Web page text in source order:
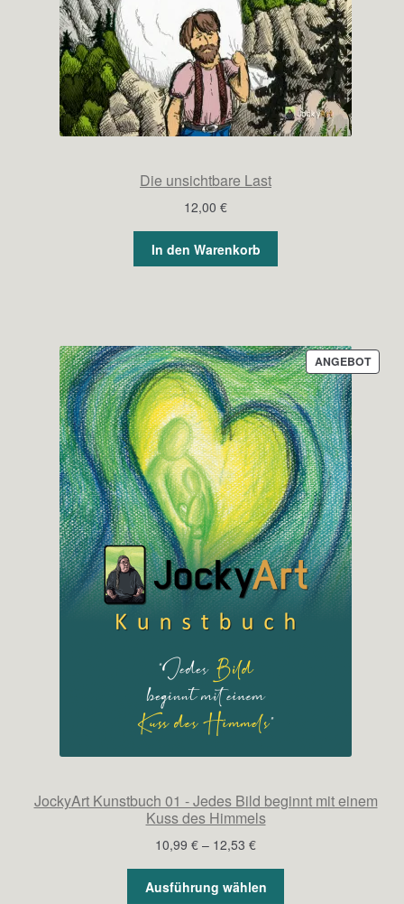
Die unsichtbare Last
12,00 €
In den Warenkorb
ANGEBOT
IM
JockyArt Kunstbuch 01 - Jedes Bild beginnt mit einem
Kuss des Himmels
10,99 € – 12,53 €Preisspanne:
bis
Ausführung wählen